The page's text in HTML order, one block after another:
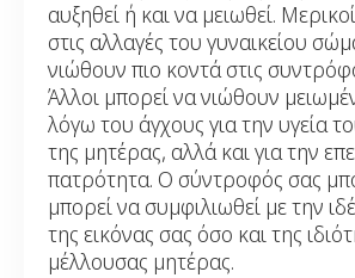
αυξηθεί ή και να μειωθεί.
στις αλλαγές του γυναικείου
νιώθουν πιο κοντά στις
Άλλοι μπορεί να νιώθουν
λόγω του άγχους για την υγεία
της μητέρας, αλλά και για την
πατρότητα. Ο σύντροφός σας
μπορεί να συμφιλιωθεί με την
της εικόνας σας όσο και της
μέλλουσας μητέρας.